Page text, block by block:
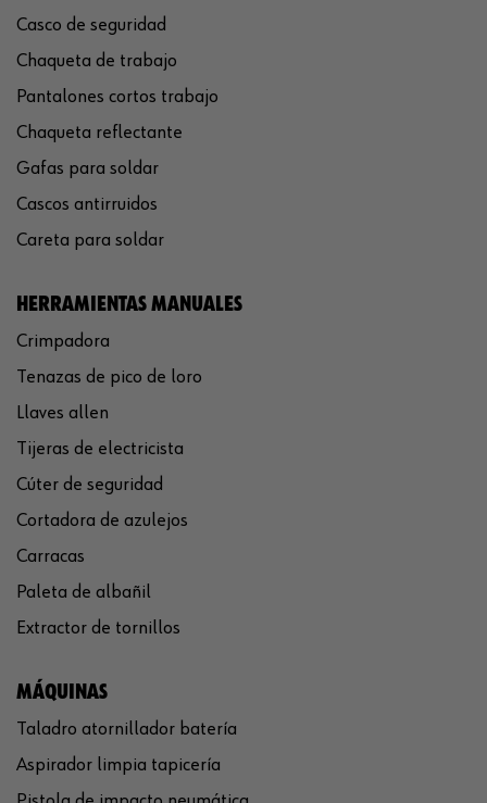
Casco de seguridad
Chaqueta de trabajo
Pantalones cortos trabajo
Chaqueta reflectante
Gafas para soldar
Cascos antirruidos
Careta para soldar
HERRAMIENTAS MANUALES
Crimpadora
Tenazas de pico de loro
Llaves allen
Tijeras de electricista
Cúter de seguridad
Cortadora de azulejos
Carracas
Paleta de albañil
Extractor de tornillos
MÁQUINAS
Taladro atornillador batería
Aspirador limpia tapicería